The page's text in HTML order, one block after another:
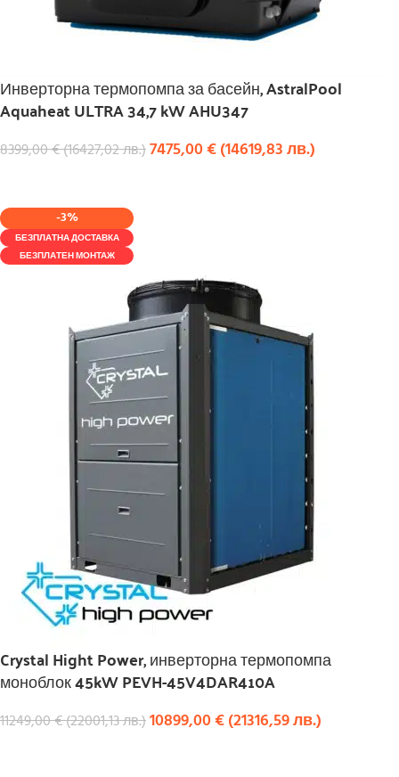
Инверторна термопомпа за басейн, AstralPool
Aquaheat ULTRA 34,7 kW AHU347
8399,00€(16427,02лв.)7475,00€(14619,83лв.)
-3%
БЕЗПЛАТНА ДОСТАВКА
БЕЗПЛАТЕН МОНТАЖ
Crystal Hight Power, инверторна термопомпа
моноблок 45kW PEVH-45V4DAR410A
11249,00€(22001,13лв.)10899,00€(21316,59лв.)